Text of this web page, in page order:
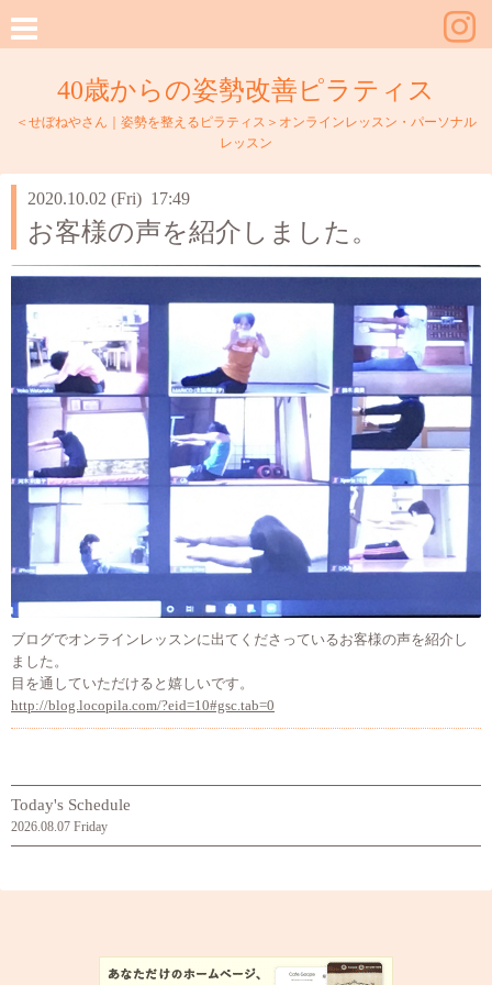
40歳からの姿勢改善ピラティス
＜せぼねやさん｜姿勢を整えるピラティス＞オンラインレッスン・パーソナル
レッスン
2020.10.02 (Fri) 17:49
お客様の声を紹介しました。
ブログでオンラインレッスンに出てくださっているお客様の声を紹介し
ました。
目を通していただけると嬉しいです。
http://blog.locopila.com/?eid=10#gsc.tab=0
Today's Schedule
2026.08.07 Friday